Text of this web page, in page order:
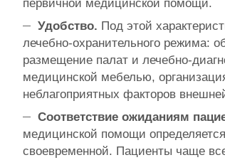
первичной медицинской помощи.
Удобство. Под этой
лечебно-охранительного режима:
размещение палат и лечебно-
медицинской мебелью,
неблагоприятных факторов
Соответствие ожиданиям
медицинской помощи
своевременной. Пациенты чаще